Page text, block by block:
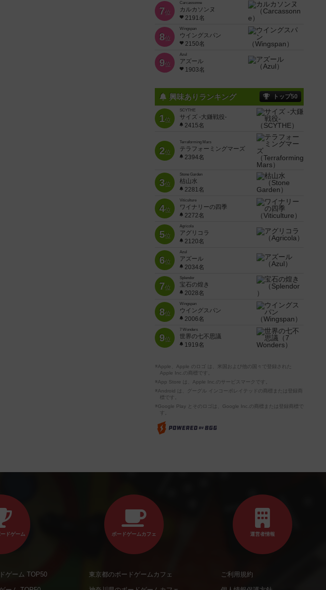
7位
Carcassonne
カルカソンヌ
2191名
8位
Wingspan
ウイングスパン
2150名
9位
Azul
アズール
1903名
興味ありランキング トップ50
1位
SCYTHE
サイズ -大鎌戦役-
2415名
2位
Terraforming Mars
テラフォーミングマーズ
2394名
3位
Stone Garden
枯山水
2281名
4位
Viticulture
ワイナリーの四季
2272名
5位
Agricola
アグリコラ
2120名
6位
Azul
アズール
2034名
7位
Splendor
宝石の煌き
2028名
8位
Wingspan
ウイングスパン
2006名
9位
7 Wonders
世界の七不思議
1919名
※Apple、Apple のロゴ は、米国および他の国々で登録された
Apple Inc.の商標です。
※App Store は、Apple Inc.のサービスマークです。
※Android は、グーグル インコーポレイテッドの商標または登録商
標です。
※Google Play とそのロゴは、Google Inc.の商標または登録商標で
す。
ドゲーム
ゲーム TOP50
ボードゲームカフェ
東京都のボードゲームカフェ
運営者情報
ご利用規約